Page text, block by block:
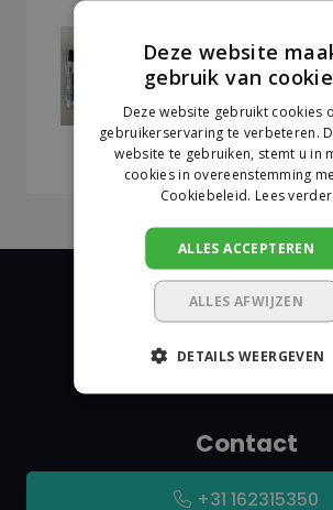
whiteboard
assorti á 10
€14,37
Contact
+31 162315350
Deze website
gebruik van
Deze website gebruikt cookies
gebruikerservaring te verbeteren.
website te gebruiken, stemt u in
cookies in overeenstemming
Cookiebeleid. Lees verder
ALLES ACCEPTEREN
ALLES AFWIJZEN
DETAILS WEERGEVEN